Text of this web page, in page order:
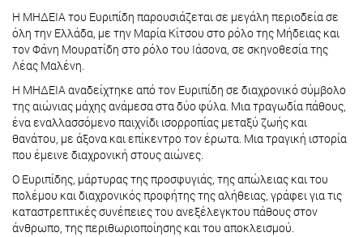
Η ΜΗΔΕΙΑ του Ευριπίδη παρουσιάζεται σε μεγάλη περιοδεία σε
όλη την Ελλάδα, με την Μαρία Κίτσου στο ρόλο της Μήδειας και
τον Φάνη Μουρατίδη στο ρόλο του Ιάσονα, σε σκηνοθεσία της
Λέας Μαλένη.
Η ΜΗΔΕΙΑ αναδείχτηκε από τον Ευριπίδη σε διαχρονικό σύμβολο
της αιώνιας μάχης ανάμεσα στα δύο φύλα. Μια τραγωδία πάθους,
ένα εναλλασσόμενο παιχνίδι ισορροπίας μεταξύ ζωής και
θανάτου, με άξονα και επίκεντρο τον έρωτα. Μια τραγική ιστορία
που έμεινε διαχρονική στους αιώνες.
Ο Ευριπίδης, μάρτυρας της προσφυγιάς, της απώλειας και του
πολέμου και διαχρονικός προφήτης της αλήθειας, γράφει για τις
καταστρεπτικές συνέπειες του ανεξέλεγκτου πάθους στον
άνθρωπο, της περιθωριοποίησης και του αποκλεισμού.